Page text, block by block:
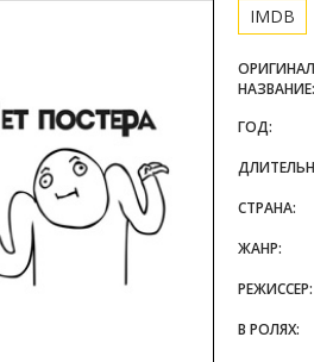
НАЗВАНИЕ:
ГОД:
СТРАНА:
ЖАНР:
РЕЖИССЕР:
В РОЛЯХ: